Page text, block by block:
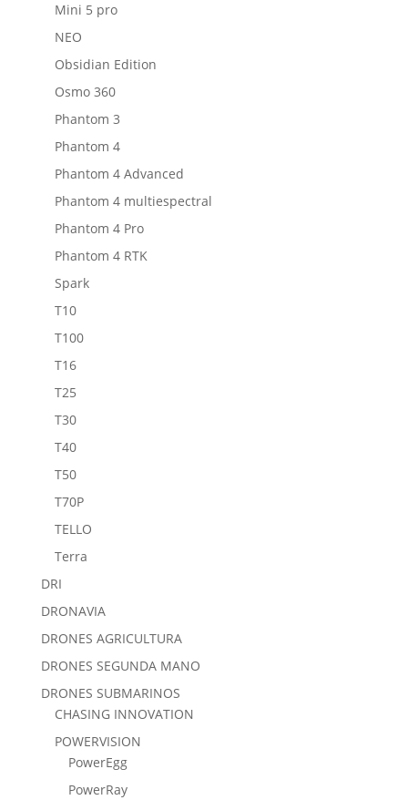
Mini 5 pro
NEO
Obsidian Edition
Osmo 360
Phantom 3
Phantom 4
Phantom 4 Advanced
Phantom 4 multiespectral
Phantom 4 Pro
Phantom 4 RTK
Spark
T10
T100
T16
T25
T30
T40
T50
T70P
TELLO
Terra
DRI
DRONAVIA
DRONES AGRICULTURA
DRONES SEGUNDA MANO
DRONES SUBMARINOS
CHASING INNOVATION
POWERVISION
PowerEgg
PowerRay